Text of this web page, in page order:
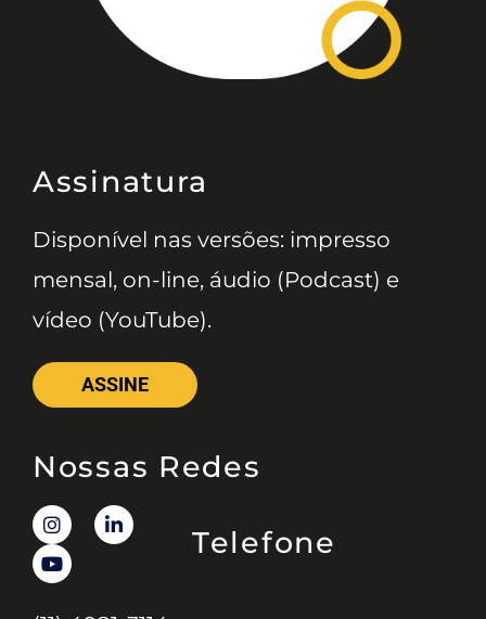
Assinatura
Disponível nas versões: impresso
mensal, on-line, áudio (Podcast) e
vídeo (YouTube).
ASSINE
Nossas Redes
Telefone